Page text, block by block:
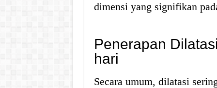
dimensi yang signifikan
Penerapan
hari
Secara umum, dilatasi